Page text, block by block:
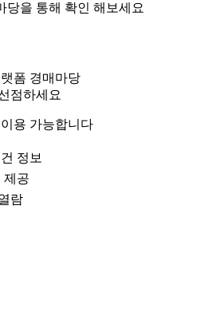
당을 통해 확인 해보세요
폼 경매마당
점하세요
용 가능합니다
정보
제공
람